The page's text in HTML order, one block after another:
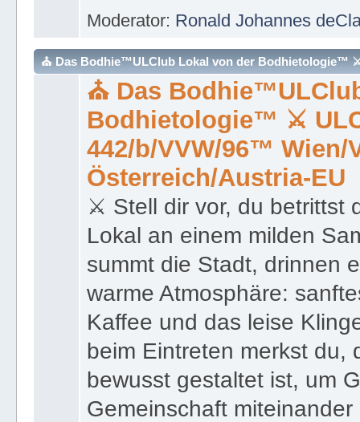
Moderator: Ronald Johannes
⛪ Das Bodhie™ULClub Lokal von der Bodhietologie™
Österreich/Austria-EU
⛪ Das
Bodhietologie™ ⚔
442/b/VVW/96™ Wien/
Österreich/Austria-EU
⚔ Stell dir vor, du betrittst
Lokal an einem milden
summt die Stadt, drinnen
warme Atmosphäre:
Kaffee und das leise
beim Eintreten merkst du,
bewusst gestaltet ist, um
Gemeinschaft